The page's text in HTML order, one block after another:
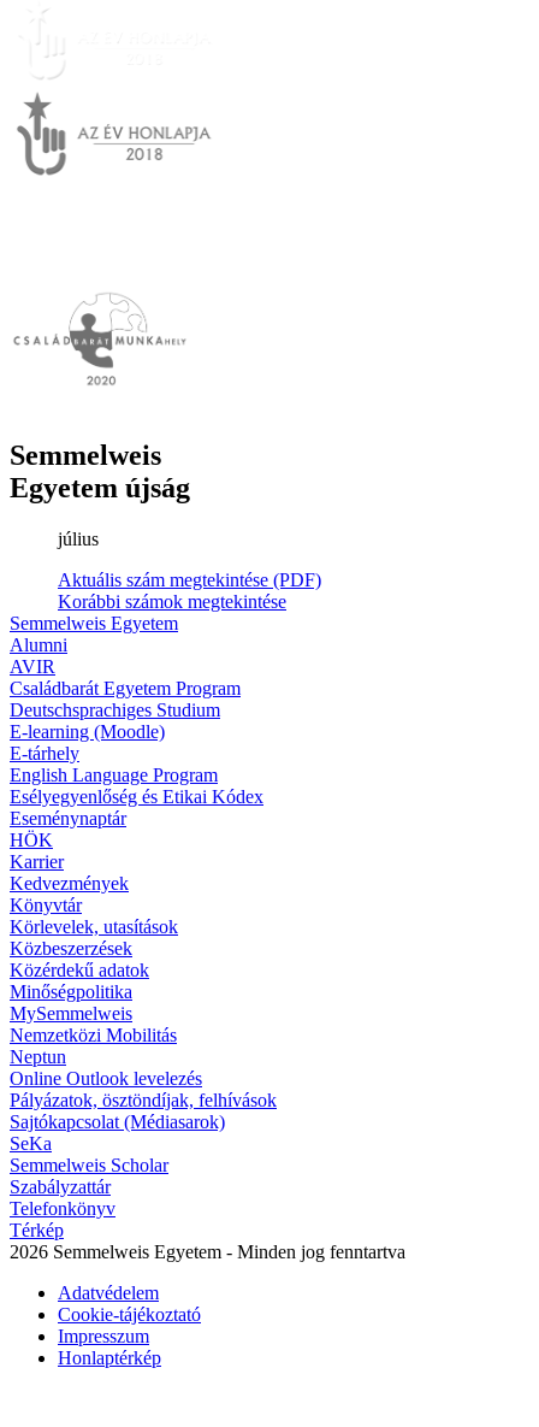
Semmelweis
Egyetem újság
július
Aktuális szám megtekintése (PDF)
Korábbi számok megtekintése
Semmelweis Egyetem
Alumni
AVIR
Családbarát Egyetem Program
Deutschsprachiges Studium
E-learning (Moodle)
E-tárhely
English Language Program
Esélyegyenlőség és Etikai Kódex
Eseménynaptár
HÖK
Karrier
Kedvezmények
Könyvtár
Körlevelek, utasítások
Közbeszerzések
Közérdekű adatok
Minőségpolitika
MySemmelweis
Nemzetközi Mobilitás
Neptun
Online Outlook levelezés
Pályázatok, ösztöndíjak, felhívások
Sajtókapcsolat (Médiasarok)
SeKa
Semmelweis Scholar
Szabályzattár
Telefonkönyv
Térkép
2026 Semmelweis Egyetem - Minden jog fenntartva
Adatvédelem
Cookie-tájékoztató
Impresszum
Honlaptérkép